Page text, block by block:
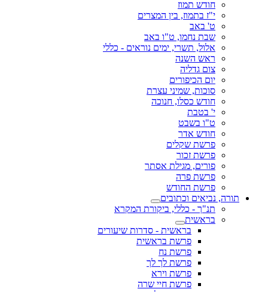
חודש תמוז
י"ז בתמוז, בין המצרים
ט' באב
שבת נחמו, ט"ו באב
אלול, תשרי, ימים נוראים - כללי
ראש השנה
צום גדליה
יום הכיפורים
סוכות, שמיני עצרת
חודש כסלו, חנוכה
י' בטבת
ט"ו בשבט
חודש אדר
פרשת שקלים
פרשת זכור
פורים, מגילת אסתר
פרשת פרה
פרשת החודש
תורה, נביאים וכתובים
תנ"ך - כללי, ביקורת המקרא
בראשית
בראשית - סדרות שיעורים
פרשת בראשית
פרשת נח
פרשת לך לך
פרשת וירא
פרשת חיי שרה